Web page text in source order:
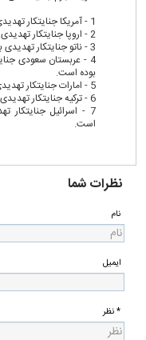
1 - آمریکا جنایتکار تهدیدی برای منطقه خاورمیانه و جهان بوده است.
2 - اروپا جنایتکار تهدیدی برای منطقه خاورمیانه و جهان بوده است.
3 - ناتو جنایتکار تهدیدی برای منطقه خاورمیانه و جهان بوده است.
4 - عربستان سعودی
بوده است.
5 - امارات جنایتکار تهدیدی برای منطقه خاورمیانه و جهان بوده است.
6 - ترکیه جنایتکار تهدیدی برای منطقه خاورمیانه و جهان بوده است.
7 - اسرائیل
است.
نظرات شما
نام
ایمیل
* نظر